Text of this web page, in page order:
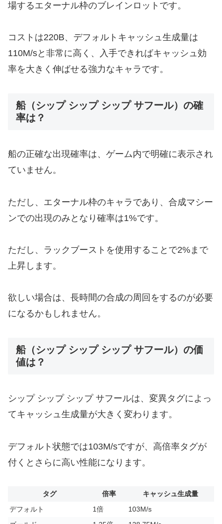
場するエターナル枠のブレインロットです。
コストは220B、デフォルトキャッシュ生成量は
110M/sと非常に高く、入手できればキャッシュ効
率を大きく伸ばせる強力なキャラです。
船（シップ シップ シップ サフール）の確
率は？
船の正確な出現確率は、ゲーム内で明確に表示され
ていません。
ただし、エターナル枠のキャラであり、合成マシー
ンでの出現のみとなり確率は1%です。
ただし、ラックブーストを使用することで2%まで
上昇します。
欲しい場合は、長時間の合成の周回をするのが必要
になるかもしれません。
船（シップ シップ シップ サフール）の価
値は？
シップ シップ シップ サフールは、変異タグによっ
てキャッシュ生成量が大きく変わります。
デフォルト状態では103M/sですが、高倍率タグが
付くとさらに高い性能になります。
タグ 倍率
キャッシュ生成量
デフォルト
1倍
103M/s